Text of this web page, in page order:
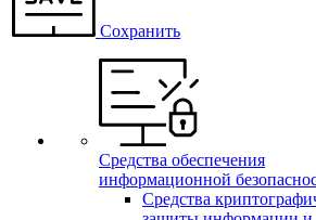
Сохранить
Средства обеспечения
информационной
Средства